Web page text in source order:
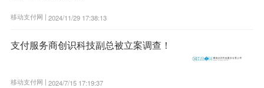
移动支付网 | 2024/11/29 17:38:13
支付服务商创识科技副总被立案调查！
移动支付网 | 2024/7/15 17:19:37